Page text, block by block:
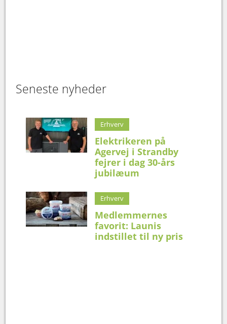
Seneste nyheder
Erhverv
Elektrikeren på
Agervej i Strandby
fejrer i dag 30-års
jubilæum
Erhverv
Medlemmernes
favorit: Launis
indstillet til ny pris